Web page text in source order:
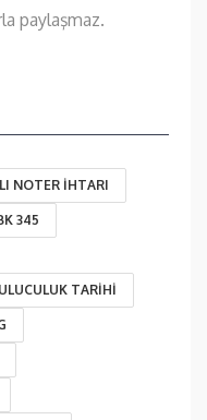
paylaşmaz.
NOTER IHTARI
345
TARIHI